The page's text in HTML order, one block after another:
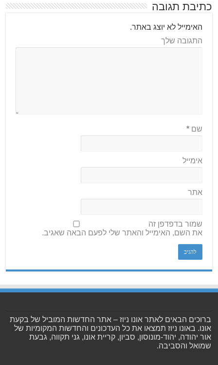
כתיבת תגובה
האימייל לא יוצג באתר.
התגובה שלך
שם*
אימייל
אתר
שמור בדפדפן זה
את השם, האימייל והאתר שלי לפעם הבאה שאגיב.
ברוכים הבאים לאתר אונו ניוז – אתר החדשות המוביל של בקעת
אונו. באונו ניוז תמצאו את כל העדכונים והחדשות המקומיות של
אור יהודה, יהוד-מונוסון, סביון, קריית אונו, גני תקווה, גבעת
שמואל והסביבה.